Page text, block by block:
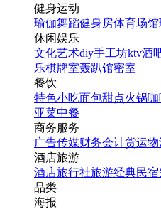
健身运动
瑜伽舞蹈健身房体育场馆
休闲娱乐
文化艺术diy手工坊ktv酒
乐棋牌室轰趴馆密室
餐饮
特色小吃面包甜点火锅
亚菜中餐
商务服务
广告传媒财务会计货运物
酒店旅游
酒店旅行社旅游经典民宿
品类
海报